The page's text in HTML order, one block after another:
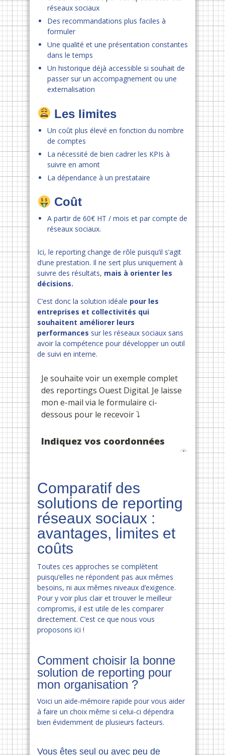
réseaux sociaux
Des recommandations plus faciles à
formuler
Une qualité et une présentation constantes
dans le temps
Un historique déjà accessible si souhait de
passer sur un accompagnement ou une
externalisation
Les limites
Un coût plus élevé en fonction du nombre
de comptes
La nécessité de bien cadrer les KPIs à
suivre en amont
La dépendance à un prestataire
Coût
A partir de 60€ HT / mois et par compte de
réseaux sociaux.
Ici, le reporting change de rôle puisqu’il s’agit
d’une prestation. Il ne sert plus uniquement à
suivre des résultats, mais à orienter les
décisions.
C’est donc la solution idéale pour les
entreprises et collectivités qui
souhaitent améliorer leurs
performances sur les réseaux sociaux sans
avoir la compétence pour développer un outil
de suivi en interne.
Comparatif des
solutions de reporting
réseaux sociaux :
avantages, limites et
coûts
Toutes ces approches se complètent
puisqu’elles ne répondent pas aux mêmes
besoins, ni aux mêmes niveaux d’exigence.
Pour y voir plus clair et trouver le meilleur
compromis, il est utile de les comparer
directement. C’est ce que nous vous
proposons ici !
Comment choisir la bonne
solution de reporting pour
mon organisation ?
Voici un aide-mémoire rapide pour vous aider
à faire un choix même si celui-ci dépendra
bien évidemment de plusieurs facteurs.
Vous êtes seul ou avec peu de